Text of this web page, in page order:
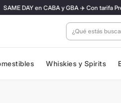
DAY en CABA y GBA ✈️ Con tarifa
¿Qué estás
Whiskies y Spirits